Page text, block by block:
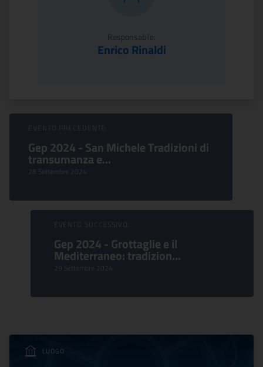
Responsabile:
Enrico Rinaldi
Sfoglia Eventi
EVENTO PRECEDENTE:
Gep 2024 - San Michele Tradizioni di
transumanza e...
28 Settembre 2024
EVENTO SUCCESSIVO:
Gep 2024 - Grottaglie e il
Mediterraneo: tradizion...
29 Settembre 2024
LUOGO